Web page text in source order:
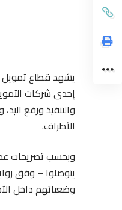
يشهد قطاع تمويل
إحدى شركات
والتنفيذ ورفع
الأطراف.
وبحسب تصريحات
يتوصلوا – وفق
وضعياتهم داخل